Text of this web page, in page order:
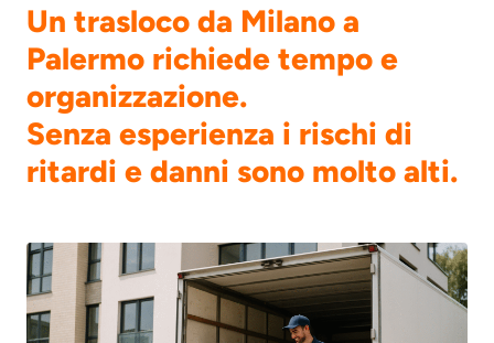
Un trasloco da Milano a
Palermo richiede tempo e
organizzazione.
Senza esperienza i rischi di
ritardi e danni sono molto alti.